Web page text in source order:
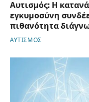
Αυτισμός: Η
εγκυμοσύνη
πιθανότητα
ΑΥΤΙΣΜΟΣ